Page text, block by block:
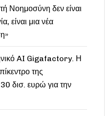
Νοημοσύνη δεν είναι
είναι μια νέα
AI Gigafactory. Η
της
δισ. ευρώ για την